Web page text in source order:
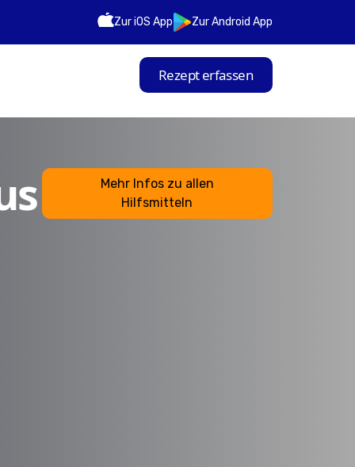
Zur iOS App Zur Android App
Rezept erfassen
Mehr Infos zu allen
Hilfsmitteln